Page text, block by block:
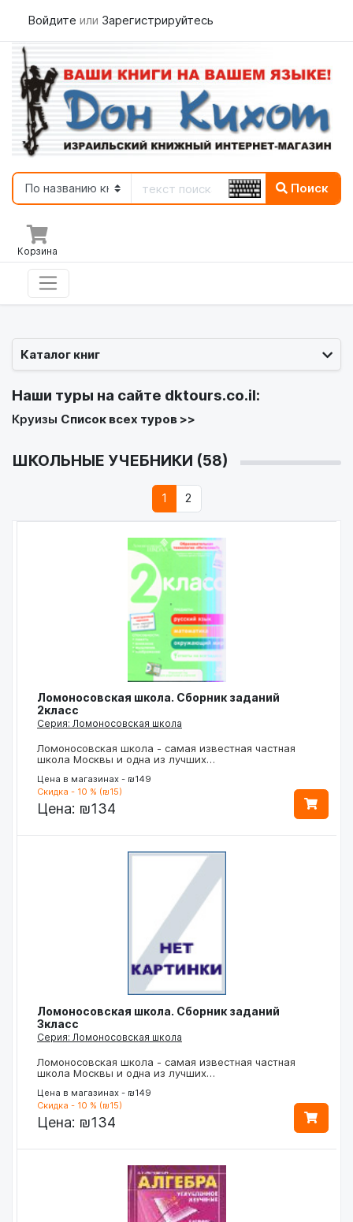
Войдите или Зарегистрируйтесь
Поиск
Корзина
Каталог книг
Наши туры на сайте dktours.co.il:
Круизы Список всех туров >>
ШКОЛЬНЫЕ УЧЕБНИКИ (58)
1 2
Ломоносовская школа. Сборник заданий
2класс
Серия: Ломоносовская школа
Ломоносовская школа - самая известная частная
школа Москвы и одна из лучших…
Цена в магазинах - ₪149
Скидка - 10 % (₪15)
Цена: ₪134
Ломоносовская школа. Сборник заданий
3класс
Серия: Ломоносовская школа
Ломоносовская школа - самая известная частная
школа Москвы и одна из лучших…
Цена в магазинах - ₪149
Скидка - 10 % (₪15)
Цена: ₪134